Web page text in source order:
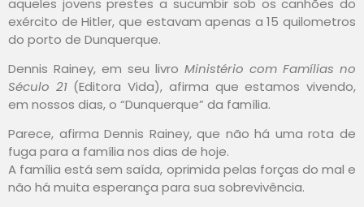
exército de Hitler, que estavam apenas a 15 quilometros
do porto de Dunquerque.
Dennis Rainey, em seu livro Ministério com Famílias no
Século 21(Editora Vida), afirma que estamos vivendo,
em nossos dias, o “Dunquerque” da família.
Parece, afirma Dennis Rainey, que não há uma rota de
fuga para a família nos dias de hoje.
A família está sem saída, oprimida pelas forças do mal e
não há muita esperança para sua sobrevivência.